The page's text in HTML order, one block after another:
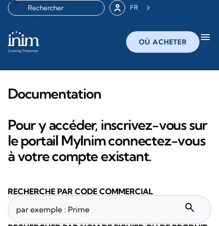
FR
OÙ ACHETER menu
Documentation
Pour y accéder, inscrivez-vous sur
le portail MyInim connectez-vous
à votre compte existant.
RECHERCHE PAR CODE COMMERCIAL
search